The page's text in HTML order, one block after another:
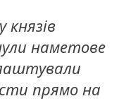
князів
наметове
прямо на